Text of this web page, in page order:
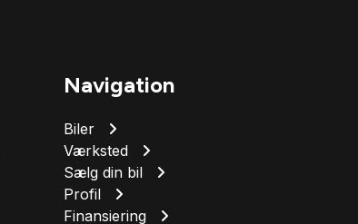
Navigation
Biler
Værksted
Sælg din bil
Profil
Finansiering